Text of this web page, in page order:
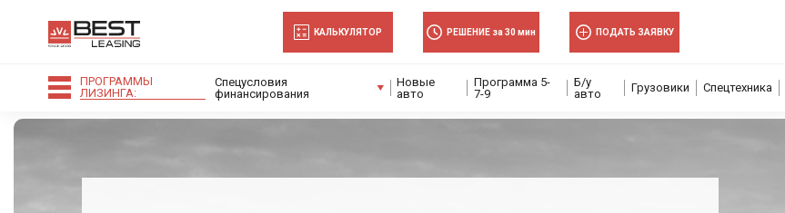
КАЛЬКУЛЯТОР РЕШЕНИЕ за 30 мин ПОДАТЬ ЗАЯВКУ
ПРОГРАММЫ
ЛИЗИНГА:
Спецусловия
финансирования
Новые
авто
Программа 5-
7-9
Б/у
авто
Грузовики Спецтехника